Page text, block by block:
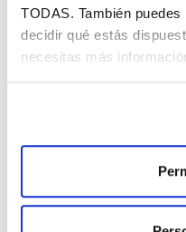
TODAS. También puedes
decidir qué estás
necesitas más
estas jornadas se
vendimias de comarcas
atractivo carácter alavés.
por el que en cada
participe de lleno
de la misma.